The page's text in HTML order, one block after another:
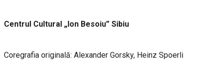
Centrul Cultural „Ion Besoiu” Sibiu
Coregrafia originală: Alexander Gorsky, Heinz Spoerli